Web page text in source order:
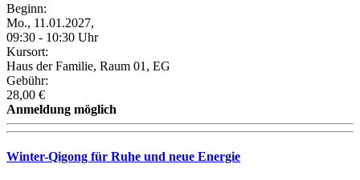
Beginn:
Mo., 11.01.2027,
09:30 - 10:30 Uhr
Kursort:
Haus der Familie, Raum 01, EG
Gebühr:
28,00 €
Anmeldung möglich
Winter-Qigong für Ruhe und neue Energie